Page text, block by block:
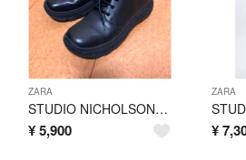
ZARA
STUDIO NICHOLSON + ZARA レザーシューズ 黒44
¥5,900
ZARA
¥